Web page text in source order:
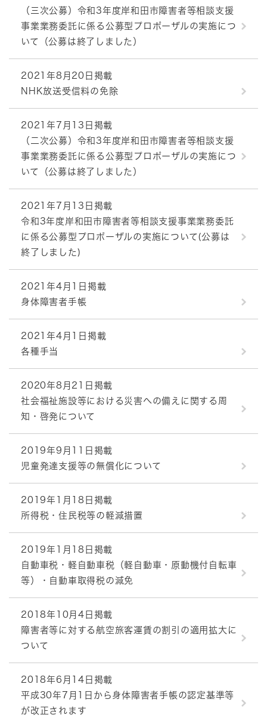
（三次公募）令和3年度岸和田市障害者等相談支援
事業業務委託に係る公募型プロポーザルの実施につ
いて（公募は終了しました）
2021年8月20日掲載
NHK放送受信料の免除
2021年7月13日掲載
（二次公募）令和3年度岸和田市障害者等相談支援
事業業務委託に係る公募型プロポーザルの実施につ
いて（公募は終了しました）
2021年7月13日掲載
令和3年度岸和田市障害者等相談支援事業業務委託
に係る公募型プロポーザルの実施について(公募は
終了しました)
2021年4月1日掲載
身体障害者手帳
2021年4月1日掲載
各種手当
2020年8月21日掲載
社会福祉施設等における災害への備えに関する周
知・啓発について
2019年9月11日掲載
児童発達支援等の無償化について
2019年1月18日掲載
所得税・住民税等の軽減措置
2019年1月18日掲載
自動車税・軽自動車税（軽自動車・原動機付自転車
等）・自動車取得税の減免
2018年10月4日掲載
障害者等に対する航空旅客運賃の割引の適用拡大に
ついて
2018年6月14日掲載
平成30年7月1日から身体障害者手帳の認定基準等
が改正されます